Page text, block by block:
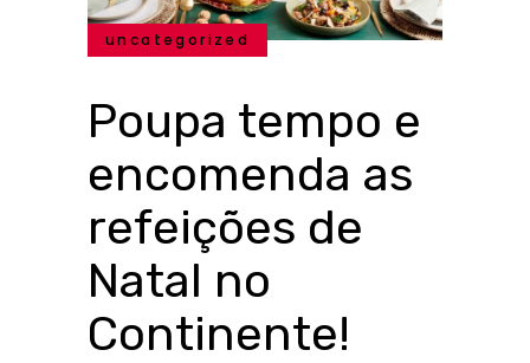
uncategorized
Poupa tempo e
encomenda as
refeições de
Natal no
Continente!